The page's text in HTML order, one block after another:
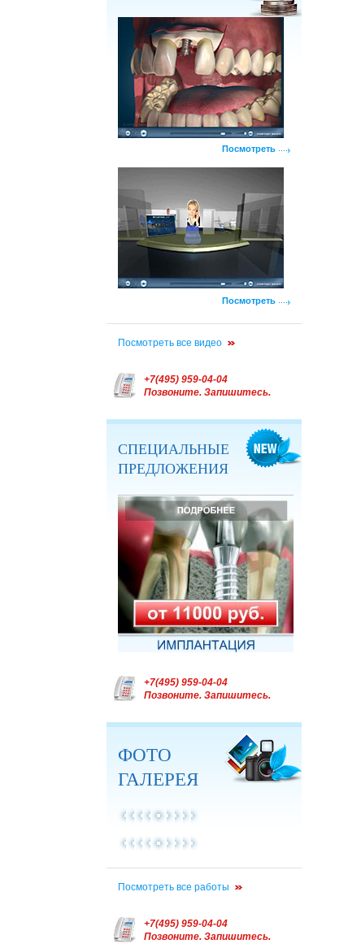
Посмотреть
Посмотреть
Посмотреть все видео
+7(495) 959-04-04
Позвоните. Запишитесь.
СПЕЦИАЛЬНЫЕ
ПРЕДЛОЖЕНИЯ
+7(495) 959-04-04
Позвоните. Запишитесь.
ФОТО
ГАЛЕРЕЯ
Посмотреть все работы
+7(495) 959-04-04
Позвоните. Запишитесь.